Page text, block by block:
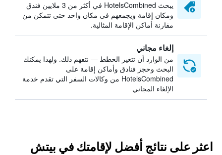
يبحث HotelsCombined في أكثر من 3 ملايين فندق
ومكان إقامة ويجمعهم في مكان واحد حتى تتمكن من
مقارنة أماكن الإقامة المثالية.
إلغاء مجاني
من الوارد أن تتغير الخطط — نتفهم ذلك. ولهذا يمكنك
البحث وحجز فنادق وأماكن إقامة على
HotelsCombined من وكالات السفر التي تقدم خدمة
الإلغاء المجاني
اعثر على نتائج أفضل لإقامتك في بيتش